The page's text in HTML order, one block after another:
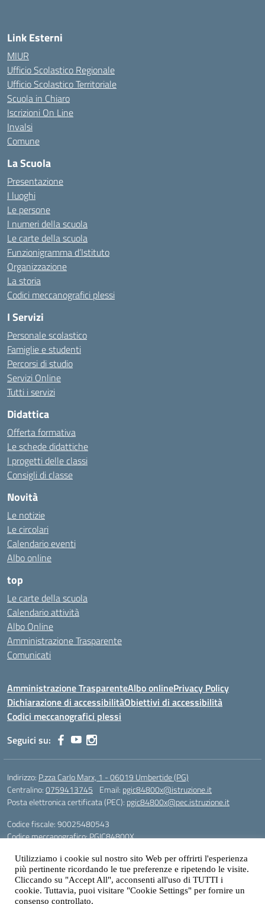
Link Esterni
MIUR
Ufficio Scolastico Regionale
Ufficio Scolastico Territoriale
Scuola in Chiaro
Iscrizioni On Line
Invalsi
Comune
La Scuola
Presentazione
I luoghi
Le persone
I numeri della scuola
Le carte della scuola
Funzionigramma d’Istituto
Organizzazione
La storia
Codici meccanografici plessi
I Servizi
Personale scolastico
Famiglie e studenti
Percorsi di studio
Servizi Online
Tutti i servizi
Didattica
Offerta formativa
Le schede didattiche
I progetti delle classi
Consigli di classe
Novità
Le notizie
Le circolari
Calendario eventi
Albo online
top
Le carte della scuola
Calendario attività
Albo Online
Amministrazione Trasparente
Comunicati
Amministrazione TrasparenteAlbo onlinePrivacy Policy
Dichiarazione di accessibilitàObiettivi di accessibilità
Codici meccanografici plessi
Seguici su:
Indirizzo: P.zza Carlo Marx, 1 - 06019 Umbertide (PG)
Centralino:0759413745 Email: pgic84800x@istruzione.it
Posta elettronica certificata (PEC): pgic84800x@pec.istruzione.it
Codice fiscale: 90025480543
Codice meccanografico:PGIC84800X
Gestione sito web: prof. Paolo Chitarrai
Utilizziamo i cookie sul nostro sito Web per offrirti l'esperienza
più pertinente ricordando le tue preferenze e ripetendo le visite.
Cliccando su "Accept All", acconsenti all'uso di TUTTI i
cookie. Tuttavia, puoi visitare "Cookie Settings" per fornire un
consenso controllato.